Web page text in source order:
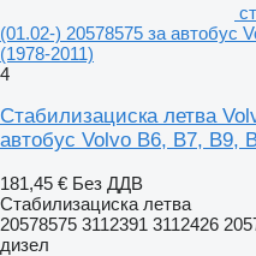
(01.02-) 20578575 за автобус
(1978-2011)
4
Стабилизациска летва
автобус Volvo B6, B7, B9,
181,45 € Без ДДВ
Стабилизациска летва
20578575 3112391 3112426
дизел